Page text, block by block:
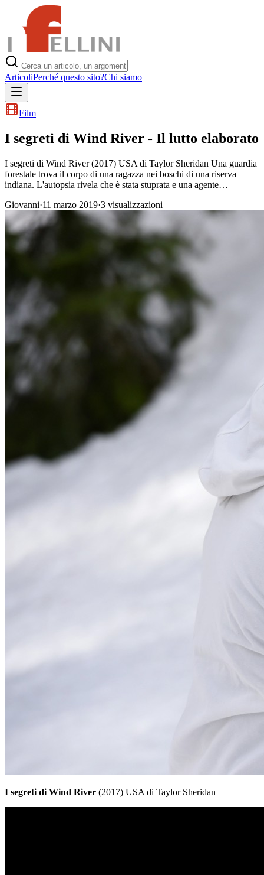
ArticoliPerché questo sito?Chi siamo
Film
I segreti di Wind River - Il lutto elaborato
I segreti di Wind River (2017) USA di Taylor Sheridan Una guardia
forestale trova il corpo di una ragazza nei boschi di una riserva
indiana. L'autopsia rivela che è stata stuprata e una agente…
Giovanni·11 marzo 2019·3 visualizzazioni
I segreti di Wind River (2017) USA di Taylor Sheridan